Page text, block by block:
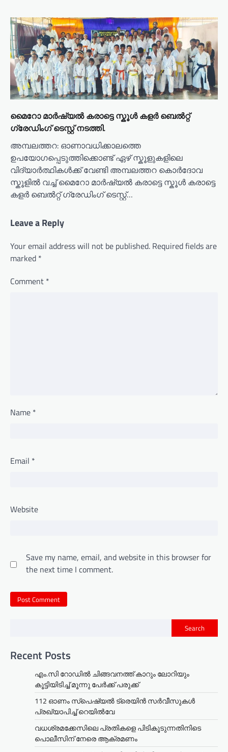
മൈറോ മാർഷ്യൽ കരാട്ടെ സ്കൂൾ കളർ ബെൽറ്റ്
ഗ്രേഡിംഗ് ടെസ്റ്റ് നടത്തി.
അമ്പലത്തറ: ഓണാവധിക്കാലത്തെ
ഉപയോഗപ്പെടുത്തിക്കൊണ്ട് ഏഴ് സ്കൂളുകളിലെ
വിദ്യാർത്ഥികൾക്ക് വേണ്ടി അമ്പലത്തറ കൊർദോവ
സ്കൂളിൽ വച്ച് മൈറോ മാർഷ്യൽ കരാട്ടെ സ്കൂൾ കരാട്ടെ
കളർ ബെൽറ്റ് ഗ്രേഡിംഗ് ടെസ്റ്റ്…
Leave a Reply
Your email address will not be published. Required fields are
marked *
Comment *
Name *
Email *
Website
Save my name, email, and website in this browser for
the next time I comment.
Search
Recent Posts
എം.സി റോഡിൽ ചിങ്ങവനത്ത് കാറും ലോറിയും
കൂട്ടിയിടിച്ച് മൂന്നു പേർക്ക് പരുക്ക്
112 ഓണം സ്പെഷ്യൽ ട്രെയിൻ സർവീസുകൾ
പ്രഖ്യാപിച്ച് റെയിൽവേ
വധശ്രമക്കേസിലെ പ്രതികളെ പിടികൂടുന്നതിനിടെ
പൊലീസിന് നേരെ ആക്രമണം